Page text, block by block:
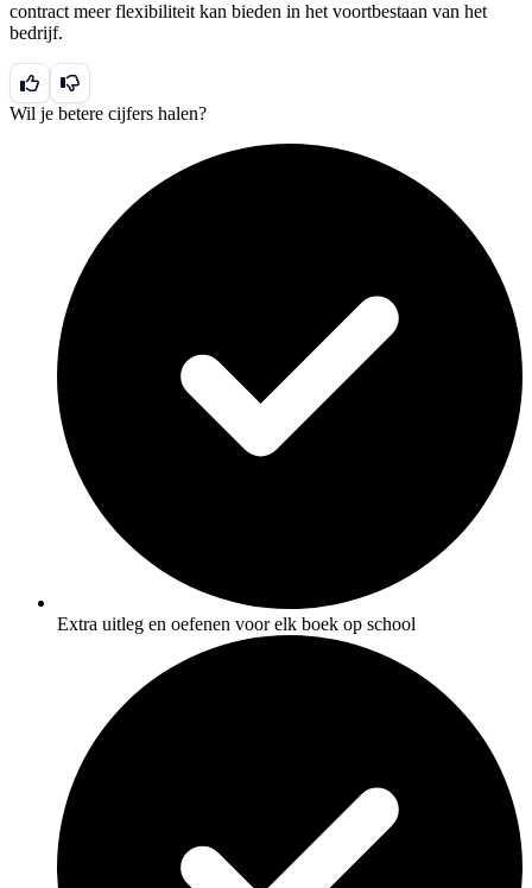
contract meer flexibiliteit kan bieden in het voortbestaan van het
bedrijf.
Wil je betere cijfers halen?
Extra uitleg en oefenen voor elk boek op school